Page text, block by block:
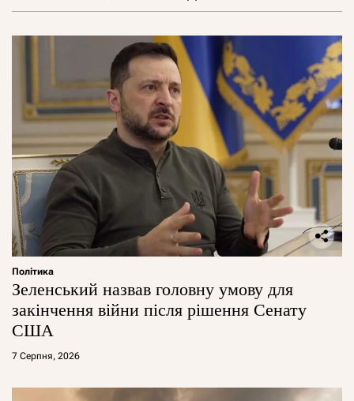
Політика
Зеленський назвав головну умову для
закінчення війни після рішення Сенату
США
7 Серпня, 2026